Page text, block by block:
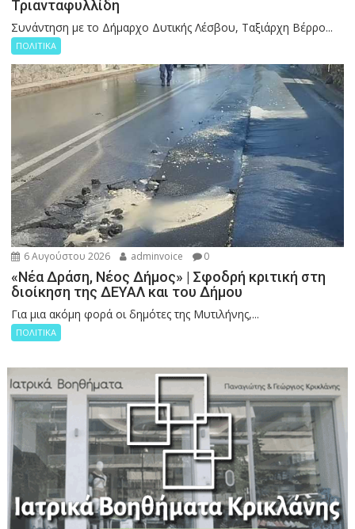
Τριανταφυλλίδη
Συνάντηση με το Δήμαρχο Δυτικής Λέσβου, Ταξιάρχη Βέρρο...
ΠΟΛΙΤΙΚΑ
6 Αυγούστου 2026 adminvoice 0
«Νέα Δράση, Νέος Δήμος» | Σφοδρή κριτική στη
διοίκηση της ΔΕΥΑΛ και του Δήμου
Για μια ακόμη φορά οι δημότες της Μυτιλήνης,...
ΠΟΛΙΤΙΚΑ